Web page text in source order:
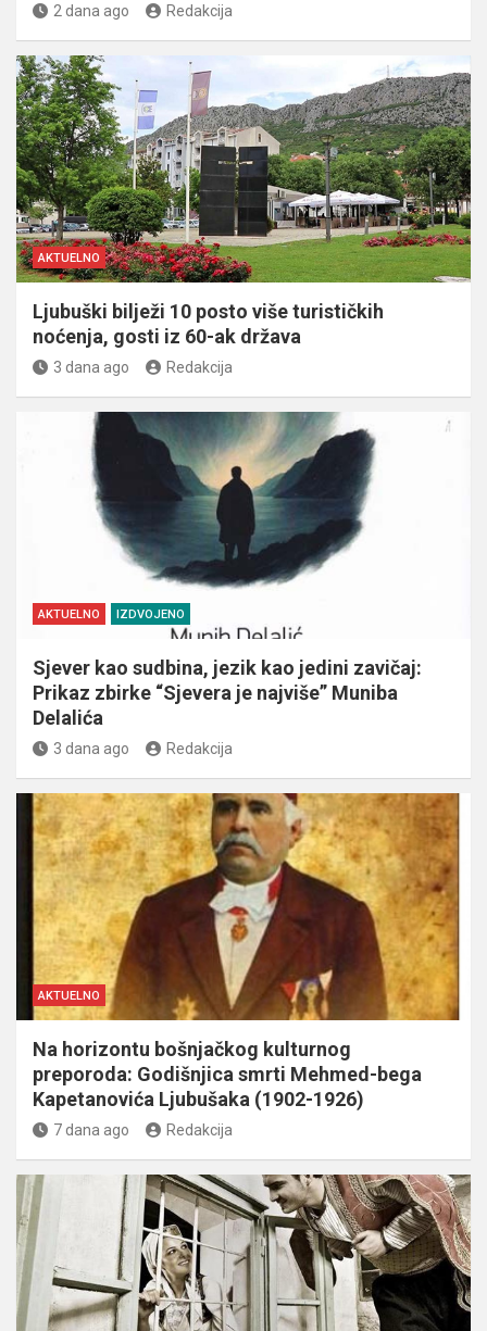
2 dana ago Redakcija
AKTUELNO
Ljubuški bilježi 10 posto više turističkih
noćenja, gosti iz 60-ak država
3 dana ago Redakcija
AKTUELNO IZDVOJENO
Sjever kao sudbina, jezik kao jedini zavičaj:
Prikaz zbirke “Sjevera je najviše” Muniba
Delalića
3 dana ago Redakcija
AKTUELNO
Na horizontu bošnjačkog kulturnog
preporoda: Godišnjica smrti Mehmed-bega
Kapetanovića Ljubušaka (1902-1926)
7 dana ago Redakcija